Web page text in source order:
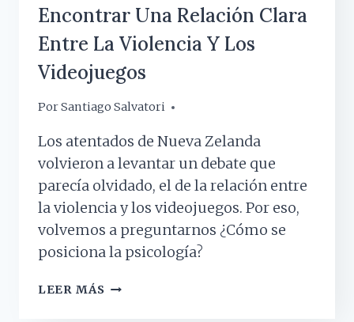
Encontrar Una Relación Clara
Entre La Violencia Y Los
Videojuegos
PorSantiago Salvatori
26 marzo, 2019
Los atentados de Nueva Zelanda
volvieron a levantar un debate que
parecía olvidado, el de la relación entre
la violencia y los videojuegos. Por eso,
volvemos a preguntarnos ¿Cómo se
posiciona la psicología?
LEER MÁS LA